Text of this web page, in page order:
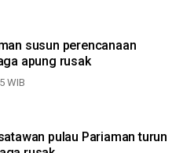
susun perencanaan
apung rusak
WIB
pulau Pariaman turun